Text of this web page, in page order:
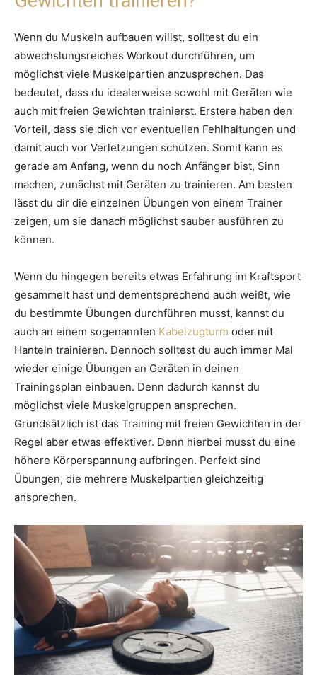
Wenn du Muskeln aufbauen willst, solltest du ein
abwechslungsreiches Workout durchführen, um
möglichst viele Muskelpartien anzusprechen. Das
bedeutet, dass du idealerweise sowohl mit Geräten wie
auch mit freien Gewichten trainierst. Erstere haben den
Vorteil, dass sie dich vor eventuellen Fehlhaltungen und
damit auch vor Verletzungen schützen. Somit kann es
gerade am Anfang, wenn du noch Anfänger bist, Sinn
machen, zunächst mit Geräten zu trainieren. Am besten
lässt du dir die einzelnen Übungen von einem Trainer
zeigen, um sie danach möglichst sauber ausführen zu
können.
Wenn du hingegen bereits etwas Erfahrung im Kraftsport
gesammelt hast und dementsprechend auch weißt, wie
du bestimmte Übungen durchführen musst, kannst du
auch an einem sogenannten Kabelzugturm oder mit
Hanteln trainieren. Dennoch solltest du auch immer Mal
wieder einige Übungen an Geräten in deinen
Trainingsplan einbauen. Denn dadurch kannst du
möglichst viele Muskelgruppen ansprechen.
Grundsätzlich ist das Training mit freien Gewichten in der
Regel aber etwas effektiver. Denn hierbei musst du eine
höhere Körperspannung aufbringen. Perfekt sind
Übungen, die mehrere Muskelpartien gleichzeitig
ansprechen.